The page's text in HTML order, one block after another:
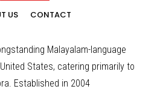
US CONTACT
Malayalam-language
States, catering primarily to
Established in 2004